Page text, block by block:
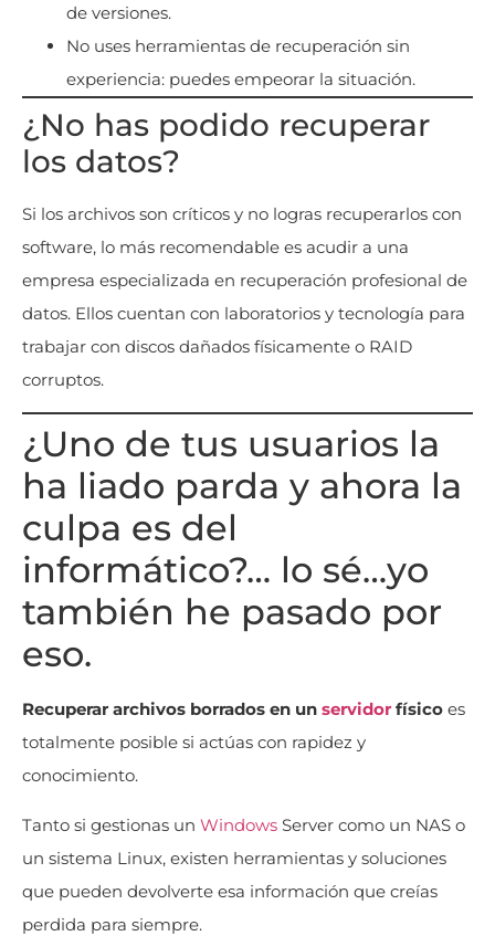
de versiones.
No uses herramientas de recuperación sin
experiencia: puedes empeorar la situación.
¿No has podido recuperar
los datos?
Si los archivos son críticos y no logras recuperarlos con
software, lo más recomendable es acudir a una
empresa especializada en recuperación profesional de
datos. Ellos cuentan con laboratorios y tecnología para
trabajar con discos dañados físicamente o RAID
corruptos.
¿Uno de tus usuarios la
ha liado parda y ahora la
culpa es del
informático?… lo sé…yo
también he pasado por
eso.
Recuperar archivos borrados en un servidor físico es
totalmente posible si actúas con rapidez y
conocimiento.
Tanto si gestionas un Windows Server como un NAS o
un sistema Linux, existen herramientas y soluciones
que pueden devolverte esa información que creías
perdida para siempre.